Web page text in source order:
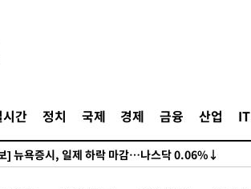
간 정치 국제 경제 금융 산업
]美, 폴리실리콘 수입 규제…파생제품 15% 관세,
] 뉴욕증시, 일제 하락 마감…나스닥 0.06%↓